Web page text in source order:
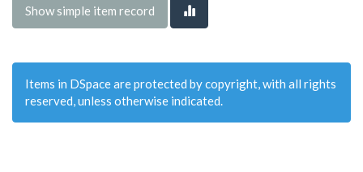
Show simple item record
Items in DSpace are protected by copyright, with all rights
reserved, unless otherwise indicated.